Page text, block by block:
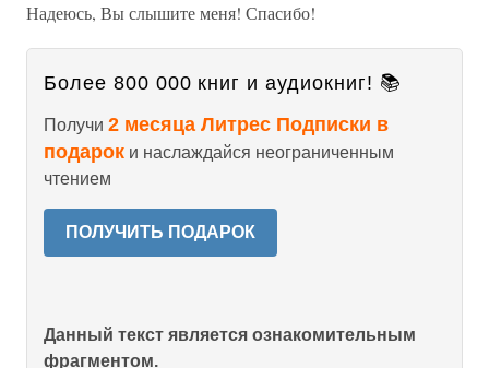
Надеюсь, Вы слышите меня! Спасибо!
Более 800 000 книг и аудиокниг! 📚
Получи 2 месяца Литрес Подписки в
подарок и наслаждайся неограниченным
чтением
ПОЛУЧИТЬ ПОДАРОК
Данный текст является ознакомительным
фрагментом.